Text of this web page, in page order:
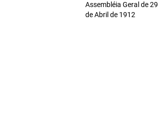
Assembléia Geral de 29
de Abril de 1912